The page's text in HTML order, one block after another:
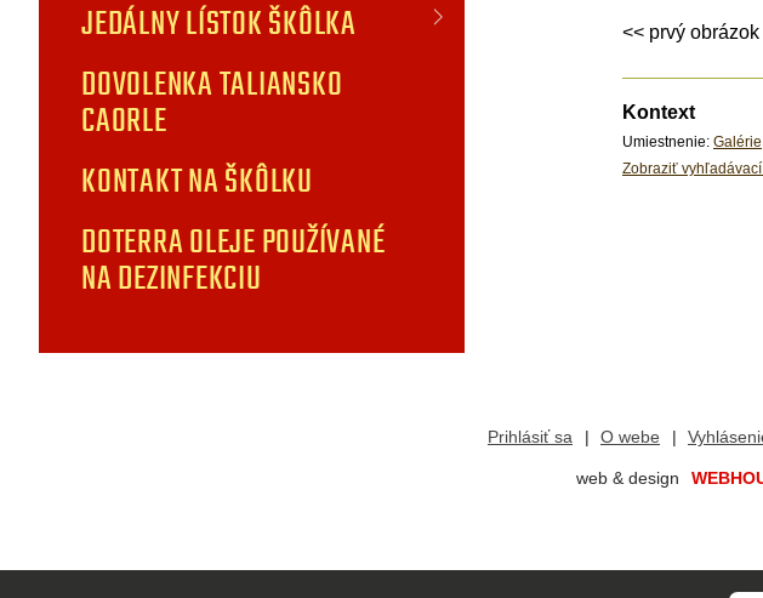
<< prvý
Kontext
Umiestnenie: Galérie
Zobraziť
JEDÁLNY LÍSTOK ŠKÔLKA
DOVOLENKA TALIANSKO
CAORLE
KONTAKT NA ŠKÔLKU
DOTERRA OLEJE POUŽÍVANÉ
NA DEZINFEKCIU
Prihlásiť sa O webe
web & design